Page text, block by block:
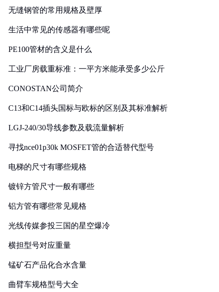
无缝钢管的常用规格及壁厚
生活中常见的传感器有哪些呢
PE100管材的含义是什么
工业厂房载重标准：一平方米能承受多少公斤
CONOSTAN公司简介
C13和C14插头国标与欧标的区别及其标准解析
LGJ-240/30导线参数及载流量解析
寻找nce01p30k MOSFET管的合适替代型号
电梯的尺寸有哪些规格
镀锌方管尺寸一般有哪些
铝方管有哪些常见规格
光线传媒参投三国的星空爆冷
横担型号对应重量
锰矿石产品化合水含量
曲臂车规格型号大全